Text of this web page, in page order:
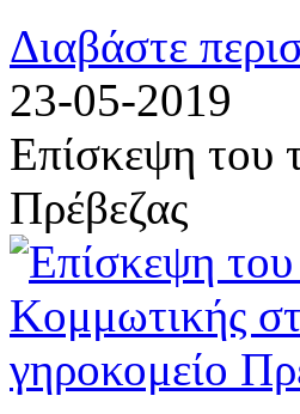
Διαβάστε
23-05-2019
Επίσκεψη του
Πρέβεζας